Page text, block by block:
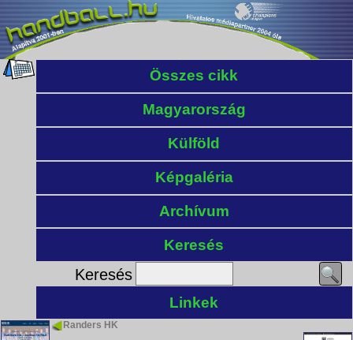
Összes cikk
Magyarország
Külföld
Képgaléria
Archívum
Keresés
Keresés
Linkek
Randers HK